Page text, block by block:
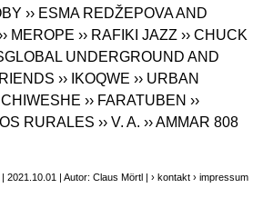
›› ESMA REDŽEPOVA AND
MEROPE ›› RAFIKI JAZZ ›› CHUCK
UNDERGROUND AND
›› IKOQWE ›› URBAN
CHIWESHE ›› FARATUBEN ››
RURALES ›› V. A. ›› AMMAR 808
2021.10.01 | Autor: Claus Mörtl |› kontakt › impressum